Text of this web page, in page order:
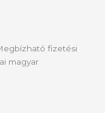
fizetési
magyar